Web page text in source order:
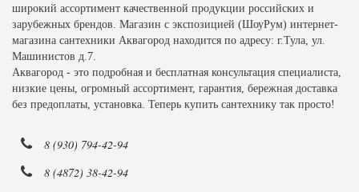
широкий ассортимент качественной продукции российских и
зарубежных брендов. Магазин с экспозицией (ШоуРум) интернет-
магазина сантехники Аквагород находится по адресу: г.Тула, ул.
Машинистов д.7.
Аквагород - это подробная и бесплатная консультация специалиста,
низкие цены, огромный ассортимент, гарантия, бережная доставка
без предоплаты, установка. Теперь купить сантехнику так просто!
8 (930) 794-42-94
8 (4872) 38-42-94